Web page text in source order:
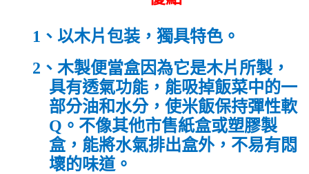
1、 以木片包装 ， 獨具特色 。
2、 木製便當盒因為它是木片所製 ，
具有透氣功能， 能吸掉飯菜中的一
部分油和水分， 使米飯保持彈性軟
Q 。 不像其他市售紙盒或塑膠製
盒， 能將水氣排出盒外， 不易有悶
壞的味道 。